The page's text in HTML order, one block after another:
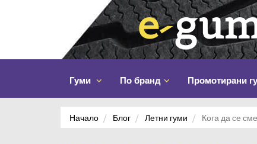
Гуми По бранд Промотирани
Начало Блог Летни гуми Кога да се